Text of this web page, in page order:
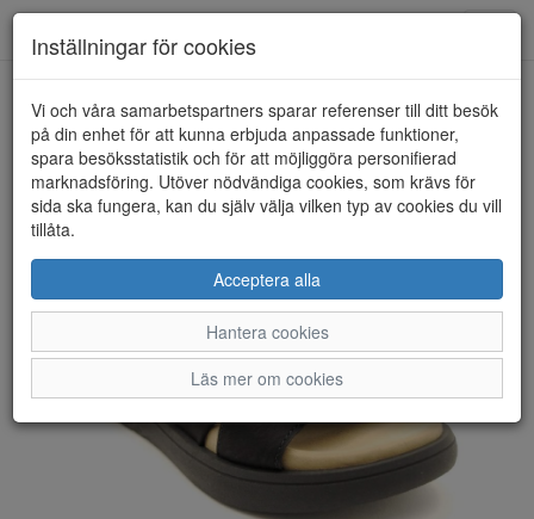
HEM RIEKER
Inställningar för cookies
Vi och våra samarbetspartners sparar referenser till ditt besök
på din enhet för att kunna erbjuda anpassade funktioner,
spara besöksstatistik och för att möjliggöra personifierad
marknadsföring. Utöver nödvändiga cookies, som krävs för
sida ska fungera, kan du själv välja vilken typ av cookies du vill
tillåta.
Acceptera alla
Hantera cookies
Läs mer om cookies